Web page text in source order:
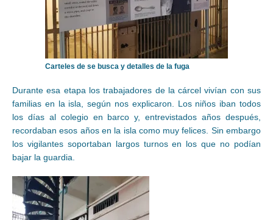
Carteles de se busca y detalles de la fuga
Durante esa etapa los trabajadores de la cárcel vivían con sus
familias en la isla, según nos explicaron. Los niños iban todos
los días al colegio en barco y, entrevistados años después,
recordaban esos años en la isla como muy felices. Sin embargo
los vigilantes soportaban largos turnos en los que no podían
bajar la guardia.